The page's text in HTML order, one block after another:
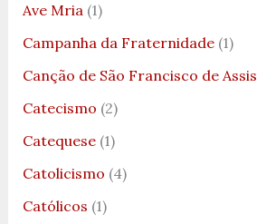
Ave Mria(1)
Campanha da Fraternidade(1)
Canção de São Francisco de Assis
Catecismo (2)
Catequese(1)
Catolicismo (4)
Católicos (1)